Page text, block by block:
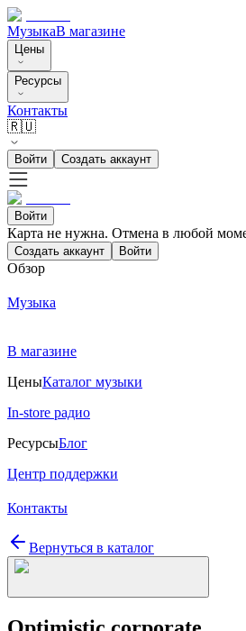
МузыкаВ магазине
Цены
Ресурсы
Контакты
🇷🇺
Войти Создать аккаунт
Войти
Карта не нужна. Отмена в любой
Создать аккаунт Войти
Обзор
Музыка
В магазине
ЦеныКаталог музыки
In-store радио
РесурсыБлог
Центр поддержки
Контакты
Вернуться в каталог